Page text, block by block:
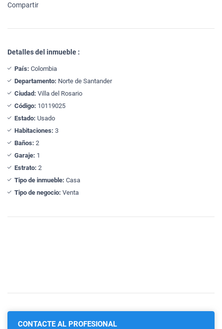
Compartir
Detalles del inmueble :
País: Colombia
Departamento: Norte de Santander
Ciudad: Villa del Rosario
Código: 10119025
Estado: Usado
Habitaciones: 3
Baños: 2
Garaje: 1
Estrato: 2
Tipo de inmueble: Casa
Tipo de negocio: Venta
CONTACTE AL PROFESIONAL